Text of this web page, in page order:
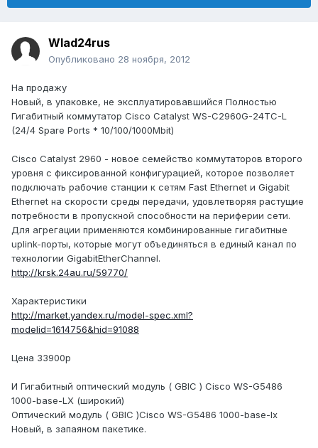
Wlad24rus
Опубликовано 28 ноября, 2012
На продажу
Новый, в упаковке, не эксплуатировавшийся Полностью
Гигабитный коммутатор Cisco Catalyst WS-C2960G-24TC-L
(24/4 Spare Ports * 10/100/1000Mbit)
Cisco Catalyst 2960 - новое семейство коммутаторов второго
уровня с фиксированной конфигурацией, которое позволяет
подключать рабочие станции к сетям Fast Ethernet и Gigabit
Ethernet на скорости среды передачи, удовлетворяя растущие
потребности в пропускной способности на периферии сети.
Для агрегации применяются комбинированные гигабитные
uplink-порты, которые могут объединяться в единый канал по
технологии GigabitEtherChannel.
http://krsk.24au.ru/59770/
Характеристики
http://market.yandex.ru/model-spec.xml?
modelid=1614756&hid=91088
Цена 33900р
И Гигабитный оптический модуль ( GBIC ) Cisco WS-G5486
1000-base-LX (широкий)
Оптический модуль ( GBIC )Cisco WS-G5486 1000-base-lx
Новый, в запаяном пакетике.